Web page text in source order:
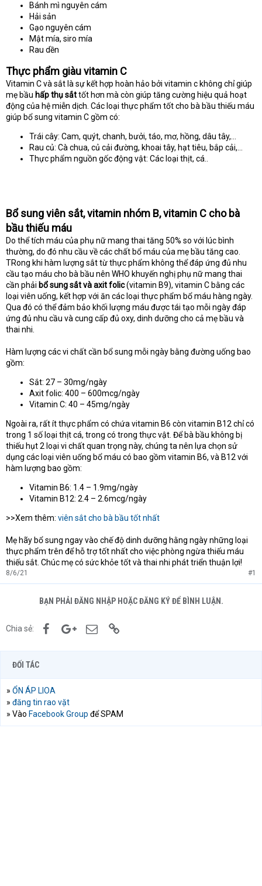
Bánh mì nguyên cám
Hải sản
Gạo nguyên cám
Mật mía, siro mía
Rau dền
Thực phẩm giàu vitamin C
Vitamin C và sắt là sự kết hợp hoàn hảo bởi vitamin c không chỉ giúp
mẹ bầu hấp thụ sắttốt hơn mà còn giúp tăng cường hiệu quả hoạt
động của hệ miễn dịch. Các loại thực phẩm tốt cho bà bầu thiếu máu
giúp bổ sung vitamin C gồm có:
Trái cây: Cam, quýt, chanh, bưởi, táo, mơ, hồng, dâu tây,…
Rau củ: Cà chua, củ cải đường, khoai tây, hạt tiêu, bắp cải,…
Thực phẩm nguồn gốc động vật: Các loại thịt, cá..
Bổ sung viên sắt, vitamin nhóm B, vitamin C cho bà
bầu thiếu máu
Do thể tích máu của phụ nữ mang thai tăng 50% so với lúc bình
thường, do đó nhu cầu về các chất bổ máu của mẹ bầu tăng cao.
TRong khi hàm lượng sắt từ thực phẩm không thể đáp ứng đủ nhu
cầu tạo máu cho bà bầu nên WHO khuyến nghị phụ nữ mang thai
cần phải bổ sung sắt và axit folic(vitamin B9), vitamin C bằng các
loại viên uống, kết hợp với ăn các loại thực phẩm bổ máu hàng ngày.
Qua đó có thể đảm bảo khối lượng máu được tái tạo mỗi ngày đáp
ứng đủ nhu cầu và cung cấp đủ oxy, dinh dưỡng cho cả mẹ bầu và
thai nhi.
Hàm lượng các vi chất cần bổ sung mỗi ngày bằng đường uống bao
gồm:
Sắt: 27 – 30mg/ngày
Axit folic: 400 – 600mcg/ngày
Vitamin C: 40 – 45mg/ngày
Ngoài ra, rất ít thực phẩm có chứa vitamin B6 còn vitamin B12 chỉ có
trong 1 số loại thịt cá, trong có trong thực vật. Để bà bầu không bị
thiếu hụt 2 loại vi chất quan trọng này, chúng ta nên lựa chọn sử
dụng các loại viên uống bổ máu có bao gồm vitamin B6, và B12 với
hàm lượng bao gồm:
Vitamin B6: 1.4 – 1.9mg/ngày
Vitamin B12: 2.4 – 2.6mcg/ngày
>>Xem thêm: viên sắt cho bà bầu tốt nhất
Mẹ hãy bổ sung ngay vào chế độ dinh dưỡng hằng ngày những loại
thực phẩm trên để hỗ trợ tốt nhất cho việc phòng ngừa thiếu máu
thiếu sắt. Chúc mẹ có sức khỏe tốt và thai nhi phát triển thuận lợi!
8/6/21 #1
BẠN PHẢI ĐĂNG NHẬP HOẶC ĐĂNG KÝ ĐỂ BÌNH LUẬN.
Chia sẻ: FacebookGoogle+Email
ĐỐI TÁC
» ỔN ÁP LIOA
» đăng tin rao vặt
» Vào Facebook Group để SPAM